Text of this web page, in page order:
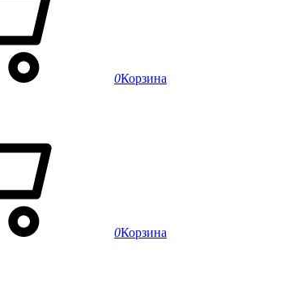
0Корзина
0Корзина